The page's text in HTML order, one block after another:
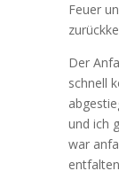
Feuer
Der
schnell
und ich
war